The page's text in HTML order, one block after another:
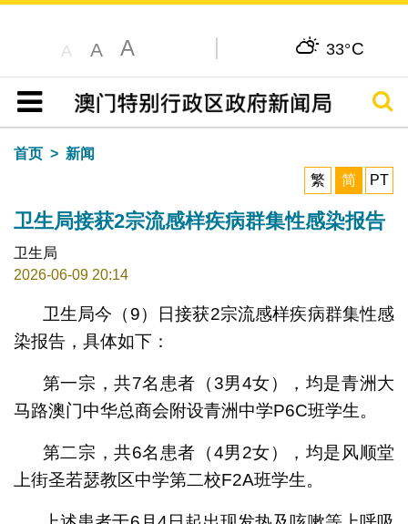
A A A 33°C
目录
搜寻
首页
新闻
繁
简 PT
卫生局接获2宗流感样疾病群集性感染报告
卫生局
2026-06-09 20:14
卫生局今（9）日接获2宗流感样疾病群集性感
染报告，具体如下：
第一宗，共7名患者（3男4女），均是青洲大
马路澳门中华总商会附设青洲中学P6C班学生。
第二宗，共6名患者（4男2女），均是风顺堂
上街圣若瑟教区中学第二校F2A班学生。